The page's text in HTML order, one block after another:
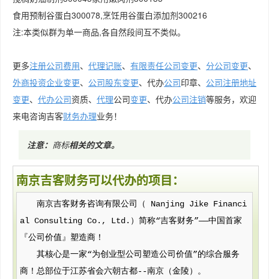
食用预制谷蛋白300078,烹饪用谷蛋白添加剂300216
注:本类似群为单一商品,各自然段间互不类似。
更多注册公司费用、 代理记账、 有限责任公司变更、 分公司变更、
外商投资企业变更、 公司股东变更、代办公司印章、 公司注册地址
变更、 代办公司资质、 代理公司变更、代办公司注销等服务，欢迎
来电咨询吉客财务办理业务！
注意： 商标相关的文章。
南京吉客财务可以代办的项目：
南京吉客财务咨询有限公司（ Nanjing Jike Financi
al Consulting Co., Ltd.）简称“吉客财务”——中国首家
『公司价值』塑造商！
其核心是一家“为创业型公司塑造公司价值”的综合服务
商！总部位于江苏省会六朝古都--南京（金陵）。